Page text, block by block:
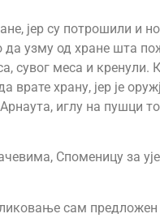
јер су потрошили и
да узму од хране шта
сувог меса и кренули.
храну, јер је
иглу на пушци
Споменицу за
сам предложен